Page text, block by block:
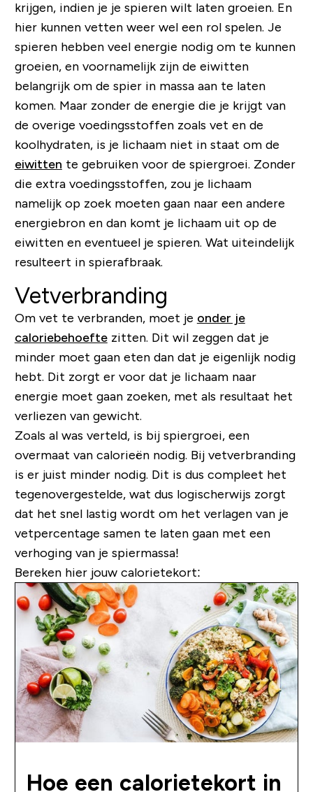
krijgen, indien je je spieren wilt laten groeien. En
hier kunnen vetten weer wel een rol spelen. Je
spieren hebben veel energie nodig om te kunnen
groeien, en voornamelijk zijn de eiwitten
belangrijk om de spier in massa aan te laten
komen. Maar zonder de energie die je krijgt van
de overige voedingsstoffen zoals vet en de
koolhydraten, is je lichaam niet in staat om de
eiwitten te gebruiken voor de spiergroei. Zonder
die extra voedingsstoffen, zou je lichaam
namelijk op zoek moeten gaan naar een andere
energiebron en dan komt je lichaam uit op de
eiwitten en eventueel je spieren. Wat uiteindelijk
resulteert in spierafbraak.
Vetverbranding
Om vet te verbranden, moet je onder je
caloriebehoeftezitten. Dit wil zeggen dat je
minder moet gaan eten dan dat je eigenlijk nodig
hebt. Dit zorgt er voor dat je lichaam naar
energie moet gaan zoeken, met als resultaat het
verliezen van gewicht.
Zoals al was verteld, is bij spiergroei, een
overmaat van calorieën nodig. Bij vetverbranding
is er juist minder nodig. Dit is dus compleet het
tegenovergestelde, wat dus logischerwijs zorgt
dat het snel lastig wordt om het verlagen van je
vetpercentage samen te laten gaan met een
verhoging van je spiermassa!
Bereken hier jouw calorietekort:
Hoe een calorietekort in